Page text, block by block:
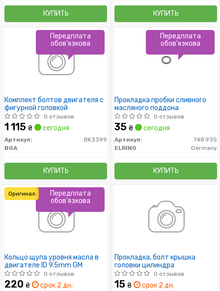
КУПИТЬ КУПИТЬ
Комплект болтов двигателя с
фигурной головкой
0 отзывов
1 115 ₴ сегодня
Артикул:
BK3399
BGA
КУПИТЬ
Передплата
обов'язкова
Прокладка пробки сливного
масляного поддона
0 отзывов
35 ₴ сегодня
Артикул:
748.935
ELRING
Germany
КУПИТЬ
Передплата
обов'язкова
Кольцо щупа уровня масла в
двигателе ID 9.5mm GM
0 отзывов
220 ₴ срок 2 дн.
Передплата
обов'язкова
Оригинал
Прокладка, болт крышка
головки цилиндра
0 отзывов
15 ₴
срок 2 дн.